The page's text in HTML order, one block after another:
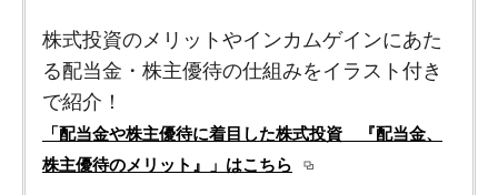
株式投資のメリットやインカムゲインにあた
る配当金・株主優待の仕組みをイラスト付き
で紹介！
「配当金や株主優待に着目した株式投資 『配当金、
株主優待のメリット』」はこちら